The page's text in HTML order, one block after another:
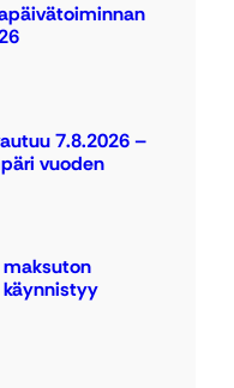
7.8.2026 –
vuoden